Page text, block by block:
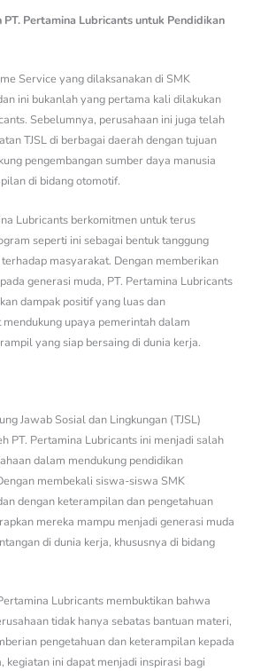
Pertamina Lubricants untuk Pendidikan
Service yang dilaksanakan di SMK
ini bukanlah yang pertama kali dilakukan
Sebelumnya, perusahaan ini juga telah
TJSL di berbagai daerah dengan tujuan
pengembangan sumber daya manusia
di bidang otomotif.
Lubricants berkomitmen untuk terus
seperti ini sebagai bentuk tanggung
masyarakat. Dengan memberikan
generasi muda, PT. Pertamina Lubricants
dampak positif yang luas dan
upaya pemerintah dalam
yang siap bersaing di dunia kerja.
Jawab Sosial dan Lingkungan (TJSL)
PT. Pertamina Lubricants ini menjadi salah
dalam mendukung pendidikan
membekali siswa-siswa SMK
dengan keterampilan dan pengetahuan
mereka mampu menjadi generasi muda
di dunia kerja, khususnya di bidang
Lubricants membuktikan bahwa
tidak hanya sebatas bantuan materi,
pengetahuan dan keterampilan kepada
kegiatan ini dapat menjadi inspirasi bagi